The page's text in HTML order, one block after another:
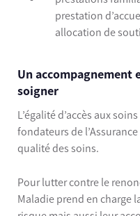
prestation
allocation de
Un accompagnement
soigner
L’égalité d’accès aux
fondateurs de
qualité des soins.
Pour lutter contre le
Maladie prend en charge